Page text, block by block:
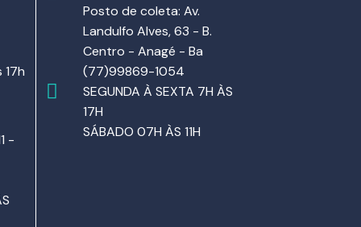
-
Posto de coleta: Av.
Landulfo Alves, 63 - B.
Centro - Anagé - Ba
(77)99869-1054
SEGUNDA À SEXTA 7H ÀS
17H
SÁBADO 07H ÀS 11H